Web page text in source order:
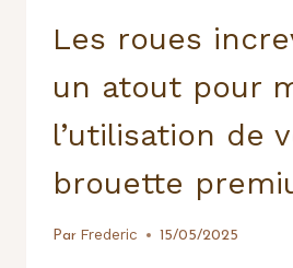
Les roues
un atout pour
l’utilisation de
brouette
Par Frederic 15/05/2025